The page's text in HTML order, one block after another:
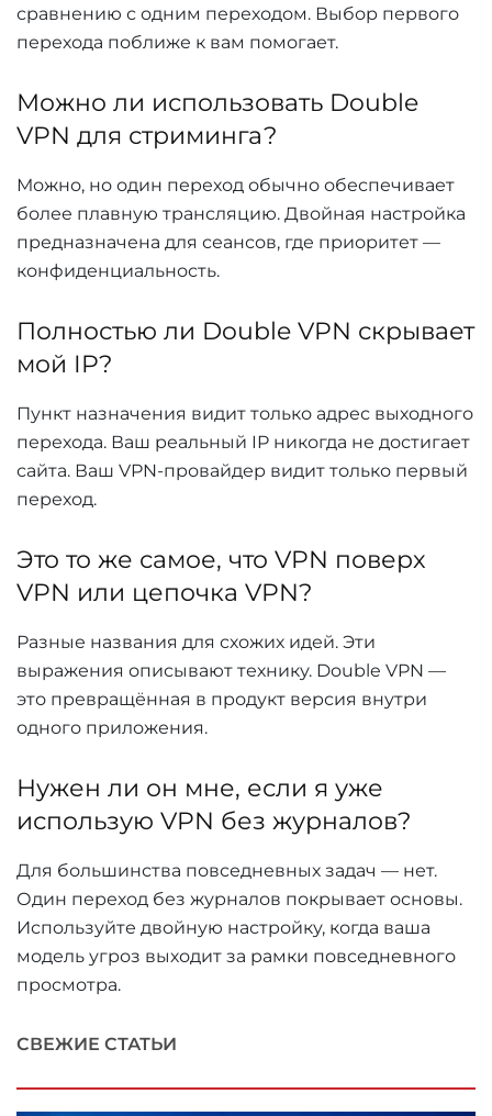
сравнению с одним переходом. Выбор первого
перехода поближе к вам помогает.
Можно ли использовать Double
VPN для стриминга?
Можно, но один переход обычно обеспечивает
более плавную трансляцию. Двойная настройка
предназначена для сеансов, где приоритет —
конфиденциальность.
Полностью ли Double VPN скрывает
мой IP?
Пункт назначения видит только адрес выходного
перехода. Ваш реальный IP никогда не достигает
сайта. Ваш VPN-провайдер видит только первый
переход.
Это то же самое, что VPN поверх
VPN или цепочка VPN?
Разные названия для схожих идей. Эти
выражения описывают технику. Double VPN —
это превращённая в продукт версия внутри
одного приложения.
Нужен ли он мне, если я уже
использую VPN без журналов?
Для большинства повседневных задач — нет.
Один переход без журналов покрывает основы.
Используйте двойную настройку, когда ваша
модель угроз выходит за рамки повседневного
просмотра.
СВЕЖИЕ СТАТЬИ